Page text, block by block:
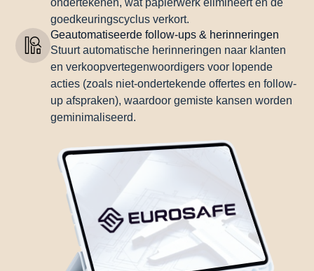
goedkeuringscyclus verkort.
Geautomatiseerde follow-ups & herinneringen
Stuurt automatische herinneringen naar klanten
en verkoopvertegenwoordigers voor lopende
acties (zoals niet-ondertekende offertes en follow-
up afspraken), waardoor gemiste kansen worden
geminimaliseerd.